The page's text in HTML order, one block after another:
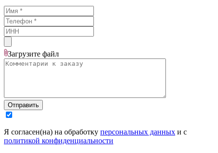
Загрузите файл
Отправить
Я согласен(на) на обработку персональных данных и с
политикой конфиденциальности